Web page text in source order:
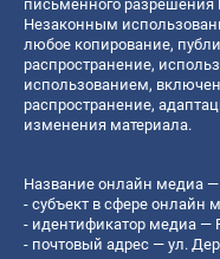
письменного
Незаконным
любое копирование,
распространение,
использованием,
распространение,
изменения материала.
Название онлайн медиа —
- субъект в сфере онлайн
- идентификатор медиа —
- почтовый адрес — ул.